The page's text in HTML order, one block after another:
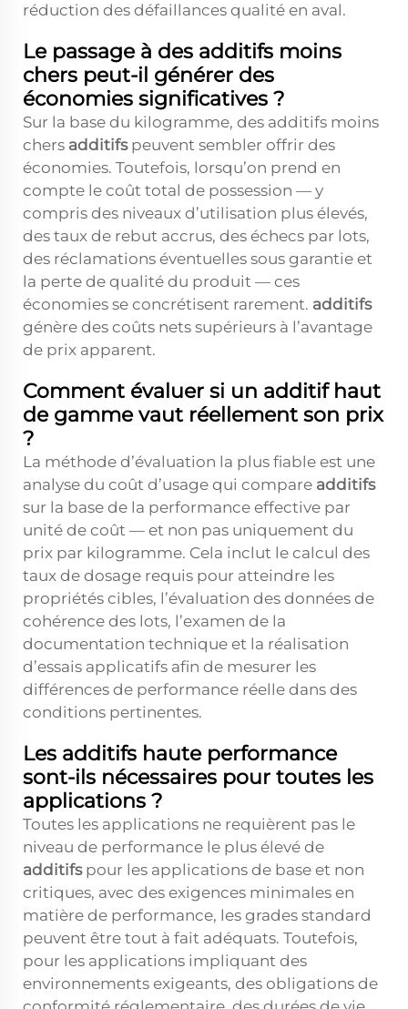
réduction des défaillances qualité en aval.
Le passage à des additifs moins
chers peut-il générer des
économies significatives ?
Sur la base du kilogramme, des additifs moins
chers additifs peuvent sembler offrir des
économies. Toutefois, lorsqu’on prend en
compte le coût total de possession — y
compris des niveaux d’utilisation plus élevés,
des taux de rebut accrus, des échecs par lots,
des réclamations éventuelles sous garantie et
la perte de qualité du produit — ces
économies se concrétisent rarement. additifs
génère des coûts nets supérieurs à l’avantage
de prix apparent.
Comment évaluer si un additif haut
de gamme vaut réellement son prix
?
La méthode d’évaluation la plus fiable est une
analyse du coût d’usage qui compare additifs
sur la base de la performance effective par
unité de coût — et non pas uniquement du
prix par kilogramme. Cela inclut le calcul des
taux de dosage requis pour atteindre les
propriétés cibles, l’évaluation des données de
cohérence des lots, l’examen de la
documentation technique et la réalisation
d’essais applicatifs afin de mesurer les
différences de performance réelle dans des
conditions pertinentes.
Les additifs haute performance
sont-ils nécessaires pour toutes les
applications ?
Toutes les applications ne requièrent pas le
niveau de performance le plus élevé de
additifs pour les applications de base et non
critiques, avec des exigences minimales en
matière de performance, les grades standard
peuvent être tout à fait adéquats. Toutefois,
pour les applications impliquant des
environnements exigeants, des obligations de